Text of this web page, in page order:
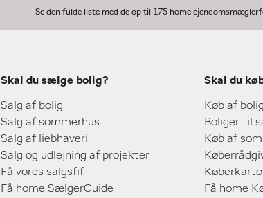
Se den fulde liste med de op til 175 home
Skal du sælge bolig?
Salg af bolig
Salg af sommerhus
Salg af liebhaveri
Salg og udlejning af projekter
Få vores salgsfif
Få home SælgerGuide
Skal du
Køb af bolig
Boliger til
Køb af
Få home